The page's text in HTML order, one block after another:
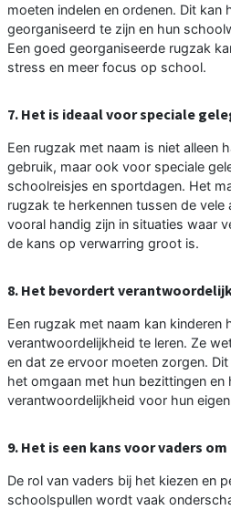
moeten indelen en ordenen. Dit kan
georganiseerd te zijn en hun
Een goed georganiseerde rugzak
stress en meer focus op school.
7. Het is ideaal voor speciale
Een rugzak met naam is niet alleen
gebruik, maar ook voor speciale
schoolreisjes en sportdagen. Het
rugzak te herkennen tussen de vele
vooral handig zijn in situaties waar
de kans op verwarring groot is.
8. Het bevordert
Een rugzak met naam kan kinderen
verantwoordelijkheid te leren. Ze
en dat ze ervoor moeten zorgen.
het omgaan met hun bezittingen en
verantwoordelijkheid voor hun
9. Het is een kans voor vaders
De rol van vaders bij het kiezen en
schoolspullen wordt vaak